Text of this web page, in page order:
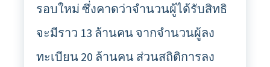
รอบใหม่ ซึ่งคาดว่าจำนวนผู้ได้รับสิทธิ
จะมีราว 13 ล้านคน จากจำนวนผู้ลง
ทะเบียน 20 ล้านคน ส่วนสถิติการลง